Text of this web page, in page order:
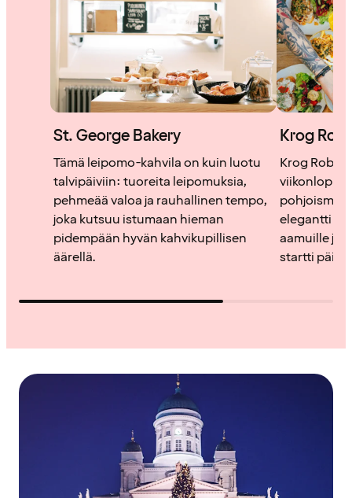
St. George Bakery
Tämä leipomo-kahvila on kuin luotu
talvipäiviin: tuoreita leipomuksia,
pehmeää valoa ja rauhallinen tempo,
joka kutsuu istumaan hieman
pidempään hyvän kahvikupillisen
äärellä.
Krog
Krog Roba
elegantti
aamuille ja
startti